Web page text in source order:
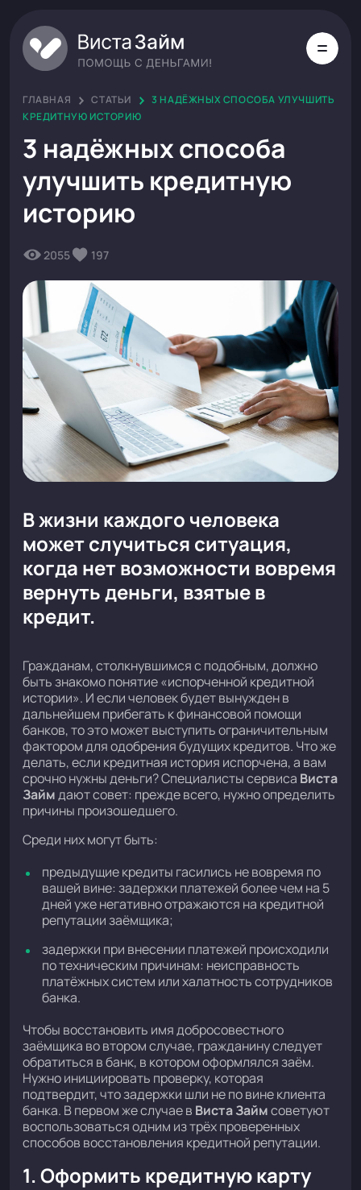
ГЛАВНАЯ СТАТЬИ
3 НАДЁЖНЫХ СПОСОБА УЛУЧШИТЬ
КРЕДИТНУЮ ИСТОРИЮ
3 надёжных способа
улучшить кредитную
историю
2055 197
В жизни каждого человека
может случиться ситуация,
когда нет возможности вовремя
вернуть деньги, взятые в
кредит.
Гражданам, столкнувшимся с подобным, должно
быть знакомо понятие «испорченной кредитной
истории». И если человек будет вынужден в
дальнейшем прибегать к финансовой помощи
банков, то это может выступить ограничительным
фактором для одобрения будущих кредитов. Что же
делать, если кредитная история испорчена, а вам
срочно нужны деньги? Специалисты сервиса Виста
Займдают совет: прежде всего, нужно определить
причины произошедшего.
Среди них могут быть:
предыдущие кредиты гасились не вовремя по
вашей вине: задержки платежей более чем на 5
дней уже негативно отражаются на кредитной
репутации заёмщика;
задержки при внесении платежей происходили
по техническим причинам: неисправность
платёжных систем или халатность сотрудников
банка.
Чтобы восстановить имя добросовестного
заёмщика во втором случае, гражданину следует
обратиться в банк, в котором оформлялся заём.
Нужно инициировать проверку, которая
подтвердит, что задержки шли не по вине клиента
банка. В первом же случае в Виста Займсоветуют
воспользоваться одним из трёх проверенных
способов восстановления кредитной репутации.
1. Оформить кредитную карту